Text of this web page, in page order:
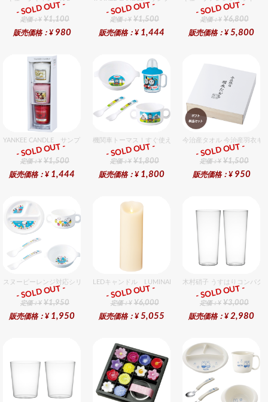
ギフト
定価：¥ ¥1,100
販売価格：¥ 980
- SOLD OUT -
ギフト
定価：¥ ¥1,500
販売価格：¥ 1,444
- SOLD OUT -
ギフト
定価：¥ ¥6,800
販売価格：¥ 5,800
- SOLD OUT -
YANKEE CANDLE サンプラー3個・ホルダーセット フローラル
ギフト
定価：¥ ¥1,500
販売価格：¥ 1,444
- SOLD OUT -
機関車トーマス！すぐ使えるおめでとうセット（男の子用
ギフト
定価：¥ ¥1,800
販売価格：¥ 1,800
- SOLD OUT -
今治産タオル 今治産羽衣
ギフト
定価：¥ ¥1,500
販売価格：¥ 950
- SOLD OUT -
スヌーピーレンジ対応シリーズセット セット販売商品です。
ギフト
定価：¥ ¥1,950
販売価格：¥ 1,950
- SOLD OUT -
LEDキャンドル LUMINARA（ルミナラ） アイボリー
ギフト
定価：¥ ¥6,000
販売価格：¥ 5,055
- SOLD OUT -
木村硝子 うすはりコンパク
ギフト
定価：¥ ¥3,000
販売価格：¥ 2,980
- SOLD OUT -